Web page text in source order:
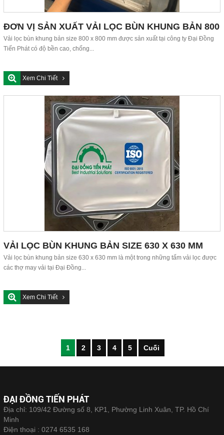
ĐƠN VỊ SẢN XUẤT VẢI LỌC BÙN KHUNG BẢN 800
X 800 MM
Vải lọc bùn khung bản size 800 x 800 mm được sản xuất tại công ty Đại Đồng
Tiến Phát có độ bền cao, chống...
Xem Chi Tiết
VẢI LỌC BÙN KHUNG BẢN SIZE 630 X 630 MM
Vải lọc bùn khung bản size 630 x 630 mm là một trong những tấm vải lọc được
các thợ may vải tại Đại Đồng...
Xem Chi Tiết
1 2 3 4 5 Cuối
ĐẠI ĐỒNG TIẾN PHÁT
Địa chỉ: 109/42 Đường số 8, KP1, Phường Linh Xuân, TP. Hồ Chí
Minh
Điện thoại : 0274 6535 168